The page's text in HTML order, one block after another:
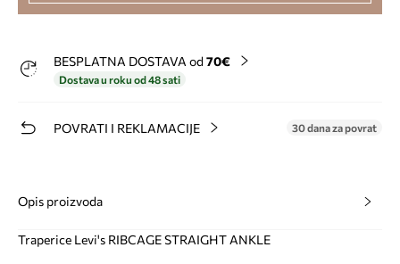
BESPLATNA DOSTAVA od 70€
Dostava u roku od 48 sati
POVRATI I REKLAMACIJE 30 dana za povrat
Opis proizvoda
Traperice Levi's RIBCAGE STRAIGHT ANKLE